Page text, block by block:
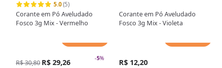
5.0(5)
Corante em Pó Aveludado
Fosco 3g Mix - Vermelho
Corante em Pó Aveludado
Fosco 3g Mix - Violeta
-5%
R$ 30,80 R$ 29,26 R$ 12,20